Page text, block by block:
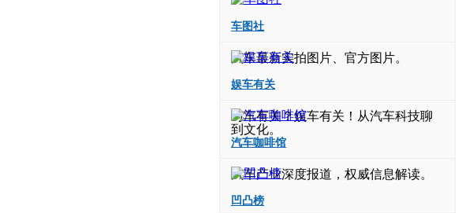
车图社
汽车最新实拍图片、官方图片。
娱车有关
与车有关？娱车有关！从汽车科技聊
到文化。
汽车咖啡馆
汽车产业深度报道，权威信息解读。
凹凸榜